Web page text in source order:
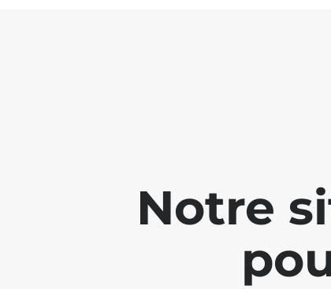
Notre